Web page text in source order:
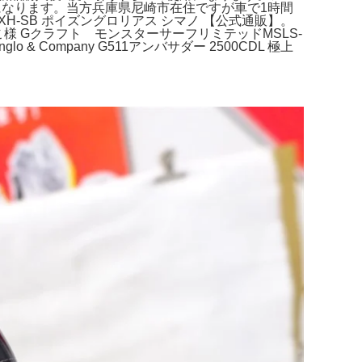
ります。当方兵庫県尼崎市在住ですが車で1時間
SB ポイズングロリアス シマノ 【公式通販】。
Gクラフト モンスターサーフリミテッドMSLS-
& Company G511アンバサダー 2500CDL 極上